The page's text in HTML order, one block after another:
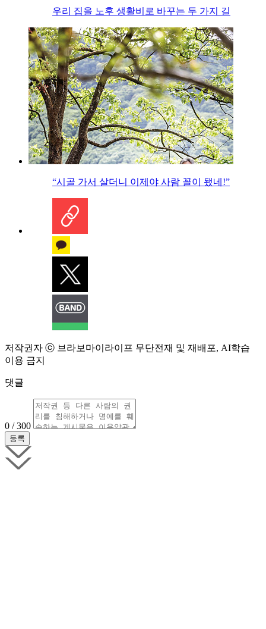
우리 집을 노후 생활비로 바꾸는 두 가지 길
“시골 가서 살더니 이제야 사람 꼴이 됐네!”
저작권자 ⓒ 브라보마이라이프 무단전재 및 재배포, AI학습
이용 금지
댓글
0 / 300